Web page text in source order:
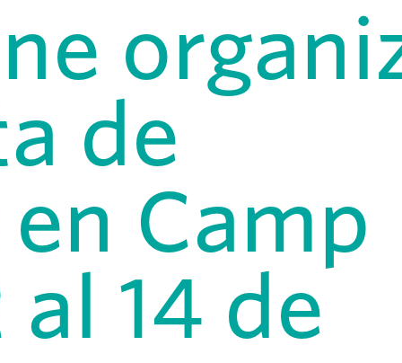
de
Camp
14 de